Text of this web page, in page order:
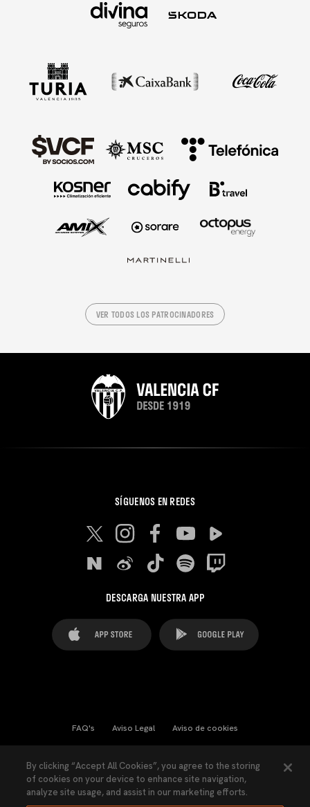
VER TODOS LOS PATROCINADORES
SÍGUENOS EN REDES
DESCARGA NUESTRA APP
FAQ's Aviso Legal Aviso de cookies
Ley Transparencia Política de Privacidad
By clicking “Accept All Cookies”, you agree to the storing
of cookies on your device to enhance site navigation,
analyze site usage, and assist in our marketing efforts.